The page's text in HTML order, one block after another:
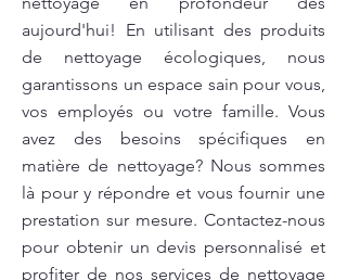
aujourd'hui! En utilisant des produits
de nettoyage écologiques, nous
garantissons un espace sain pour vous,
vos employés ou votre famille. Vous
avez des besoins spécifiques en
matière de nettoyage? Nous sommes
là pour y répondre et vous fournir une
prestation sur mesure. Contactez-nous
pour obtenir un devis personnalisé et
profiter de nos services de nettoyage